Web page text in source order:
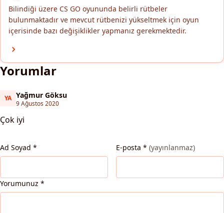
Bilindiği üzere CS GO oyununda belirli rütbeler
bulunmaktadır ve mevcut rütbenizi yükseltmek için oyun
içerisinde bazı değişiklikler yapmanız gerekmektedir.
Yorumlar
YAYağmur Göksu
Yağmur Göksu
9 Ağustos 2020
Çok iyi
Ad Soyad * E-posta * (yayınlanmaz)
Yorumunuz *